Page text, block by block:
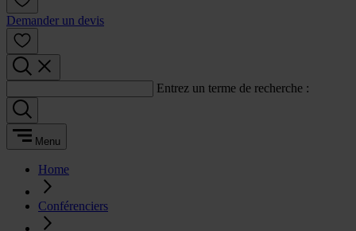
Demander un devis
Entrez un terme de recherche :
Menu
Home
Conférenciers